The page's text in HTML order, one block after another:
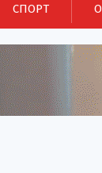
СПОРТ